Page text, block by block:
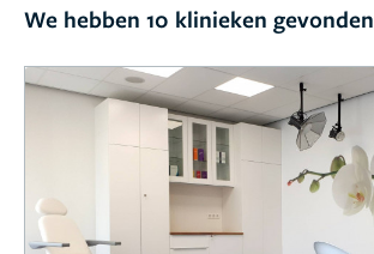
We hebben 10 klinieken gevonden